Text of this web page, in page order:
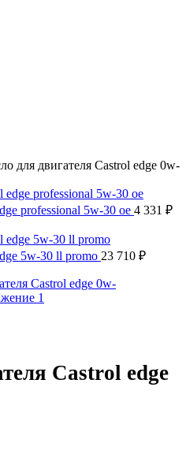
для двигателя Castrol edge 0w-
professional 5w-30 oe 4 331 ₽
5w-30 ll promo 23 710 ₽
Castrol edge